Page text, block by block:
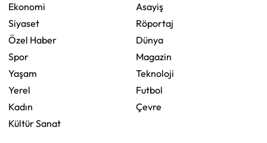
Ekonomi
Siyaset
Özel Haber
Spor
Yaşam
Yerel
Kadın
Kültür Sanat
Asayiş
Röportaj
Dünya
Magazin
Teknoloji
Futbol
Çevre